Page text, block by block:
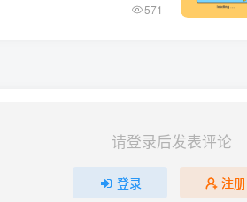
571
请登录后发表评论
登录 注册